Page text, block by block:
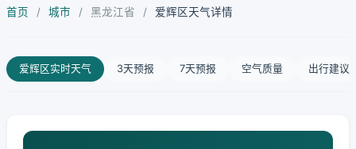
首页 / 城市 / 黑龙江省 / 爱辉区天气详情
爱辉区实时天气 3天预报 7天预报 空气质量 出行建议